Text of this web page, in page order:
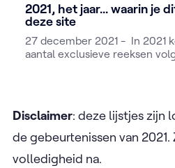
2021, het jaar... waarin je
deze site
27 december 2021 - In 2021
aantal exclusieve reeksen
Disclaimer: deze lijstjes
de gebeurtenissen van
volledigheid na.